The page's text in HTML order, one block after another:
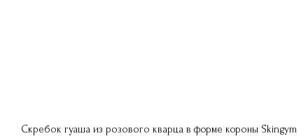
Скребок гуаша из розового кварца в форме короны Skingym